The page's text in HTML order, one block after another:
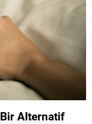
Alternatif